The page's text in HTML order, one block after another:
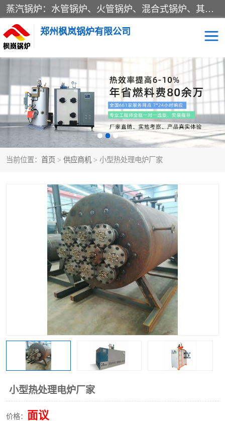
蒸汽锅炉：水管锅炉、火管锅炉、混合式锅炉、其他蒸汽锅炉； 热水锅炉：家用型集中供暖用热水锅炉、其他热水锅炉； 有机热载体锅炉； 船用蒸汽锅炉； （锅炉用辅助设备及装置）蒸汽冷凝器：表面冷凝器、混合式冷凝器、空冷式冷凝器、其他蒸汽冷凝器； 锅炉用辅助设备：节热器、蒸汽收集器、蓄能器、烟垢清除器、气体回收器、泥渣刮除器、空气预热器、其他锅炉用辅助设备；
郑州枫岚锅炉有限公司
当前位置： 首页 > 供应商机 > 小型热处理电炉厂家
小型热处理电炉厂家
价格： 面议